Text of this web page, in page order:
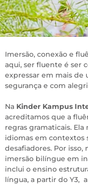
Imersão, conexão e
aqui, ser fluente é ser
expressar em mais de
segurança e com
Na Kinder Kampus
acreditamos que a
regras gramaticais.
idiomas em contextos
desafiadores. Por
imersão bilíngue em
inclui o ensino
língua, a partir do Y3,